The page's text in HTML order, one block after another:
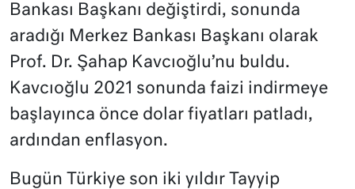
Bankası Başkanı değiştirdi, sonunda
aradığı Merkez Bankası Başkanı olarak
Prof. Dr. Şahap Kavcıoğlu’nu buldu.
Kavcıoğlu 2021 sonunda faizi indirmeye
başlayınca önce dolar fiyatları patladı,
ardından enflasyon.
Bugün Türkiye son iki yıldır Tayyip